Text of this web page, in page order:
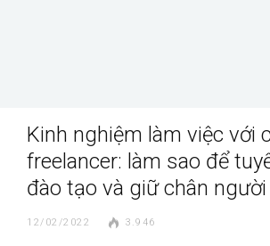
Kinh nghiệm làm việc với
freelancer: làm sao để
đào tạo và giữ chân người
12/02/2022 3.946